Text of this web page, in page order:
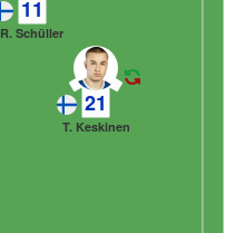
11
R. Schüller
21
T. Keskinen